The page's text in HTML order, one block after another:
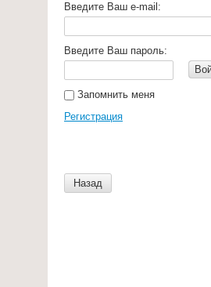
Введите Ваш e-mail:
Введите Ваш пароль:
Запомнить меня
Регистрация
Назад